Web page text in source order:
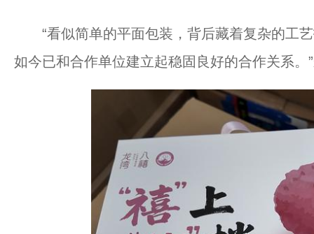
“看似简单的平面包装，背后藏着复杂的工艺
如今已和合作单位建立起稳固良好的合作关系。